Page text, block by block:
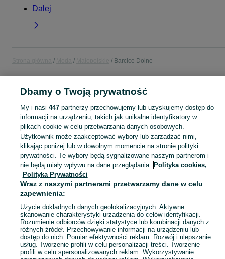
Dalej
Barcice Dolne
MODA
KATEGORIA
Moda Barcice Dolne ▶️ Odzież, obuwie, torebki, akcesoria i biżuteria ✅ Nowe i używane w atrakcyjnych cenach ✌ Znajdź najlepsze ogłoszenia na OLX.pl! Zobacz
Mapa kategorii
Mapa miejscowości
Mapa ministron
Popularne wyszukiwania
Dbamy o Twoją prywatność
My i nasi 447partnerzy przechowujemy lub uzyskujemy dostęp do
informacji na urządzeniu, takich jak unikalne identyfikatory w
plikach cookie w celu przetwarzania danych osobowych.
Użytkownik może zaakceptować wybory lub zarządzać nimi,
klikając poniżej lub w dowolnym momencie na stronie polityki
prywatności. Te wybory będą sygnalizowane naszym partnerom i
nie będą miały wpływu na dane przeglądania. Polityka cookies,
Polityka Prywatności
Wraz z naszymi partnerami przetwarzamy dane w celu
zapewnienia:
Użycie dokładnych danych geolokalizacyjnych. Aktywne
skanowanie charakterystyki urządzenia do celów identyfikacji.
Rozumienie odbiorców dzięki statystyce lub kombinacji danych z
różnych źródeł. Przechowywanie informacji na urządzeniu lub
dostęp do nich. Pomiar efektywności reklam. Rozwój i ulepszanie
usług. Tworzenie profili w celu personalizacji treści. Tworzenie
profili w celu spersonalizowanych reklam. Wykorzystywanie